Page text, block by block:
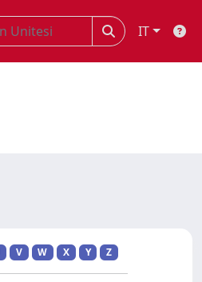
IT
V W X Y Z